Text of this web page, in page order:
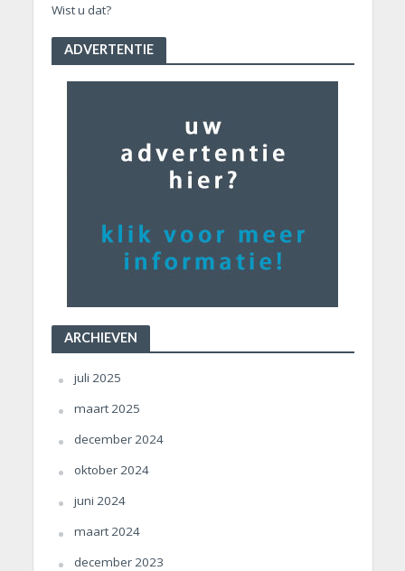
Wist u dat?
ADVERTENTIE
ARCHIEVEN
juli 2025
maart 2025
december 2024
oktober 2024
juni 2024
maart 2024
december 2023